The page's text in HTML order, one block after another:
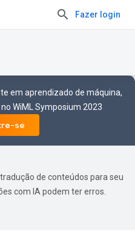
Fazer login
em aprendizado de máquina,
WiML Symposium 2023
se
de conteúdos para seu
com IA podem ter erros.